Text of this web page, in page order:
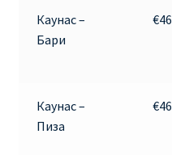
Каунас –
Бари
€46
Каунас –
Пиза
€46